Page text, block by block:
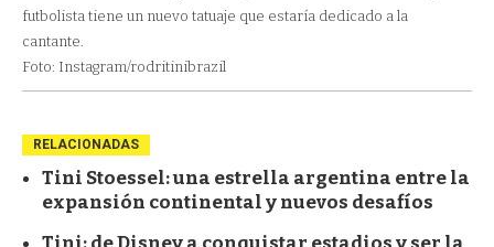
futbolista tiene un nuevo tatuaje que estaría dedicado a la
cantante.
Foto: Instagram/rodritinibrazil
RELACIONADAS
Tini Stoessel: una estrella argentina entre la
expansión continental y nuevos desafíos